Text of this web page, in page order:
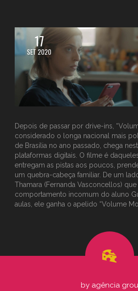
17
SET 2020
Depois de passar por drive-ins,
considerado o longa nacional mais
de Brasília no ano passado, chega
plataformas digitais. O filme é
entregam as pistas aos poucos,
um quebra-cabeça familiar. De um
Thamara (Fernanda Vasconcellos)
comportamento incomum do aluno
aulas, ele ganha o apelido “Volume
by agência grou